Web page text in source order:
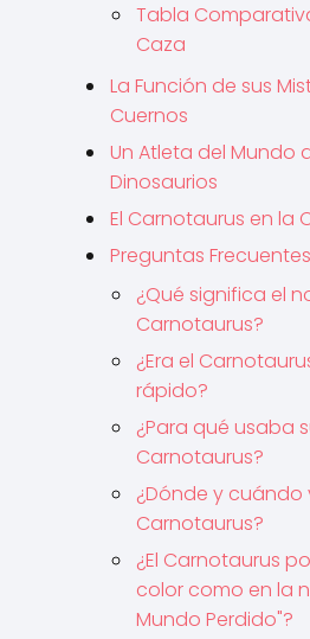
Tabla
Caza
La Función de sus
Cuernos
Un Atleta del Mundo
Dinosaurios
El Carnotaurus en la
Preguntas
¿Qué significa el
Carnotaurus?
¿Era el
rápido?
¿Para qué usaba
Carnotaurus?
¿Dónde y cuándo
Carnotaurus?
¿El Carnotaurus
color como en la
Mundo Perdido"?